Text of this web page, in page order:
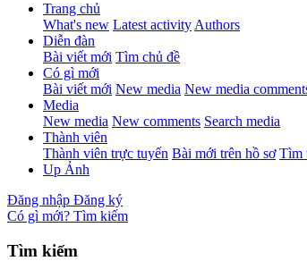
Trang chủ
What's new Latest activity Authors
Diễn đàn
Bài viết mới Tìm chủ đề
Có gì mới
Bài viết mới New media New media
Media
New media New comments Search media
Thành viên
Thành viên trực tuyến Bài mới trên hồ sơ Tìm
Up Ảnh
Đăng nhập Đăng ký
Có gì mới? Tìm kiếm
Tìm kiếm